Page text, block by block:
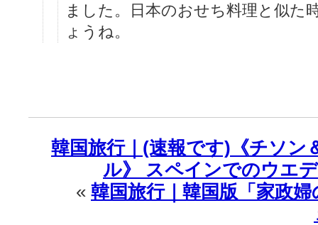
ました。日本のおせち料理と似た
ょうね。
韓国旅行｜(速報です)《チソン
ル》 スペインでのウエ
« 韓国旅行｜韓国版「家政